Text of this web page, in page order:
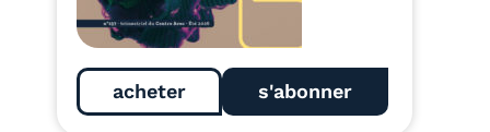
acheter s'abonner